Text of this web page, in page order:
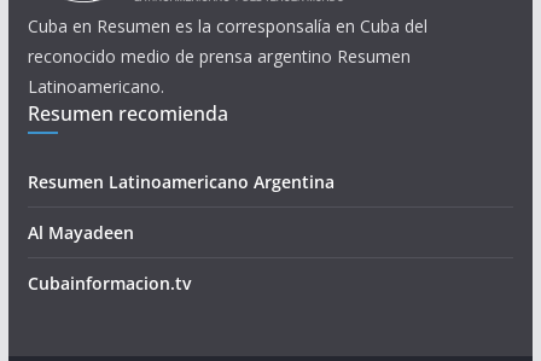
Cuba en Resumen es la corresponsalía en Cuba del
reconocido medio de prensa argentino Resumen
Latinoamericano.
Resumen recomienda
Resumen Latinoamericano Argentina
Al Mayadeen
Cubainformacion.tv